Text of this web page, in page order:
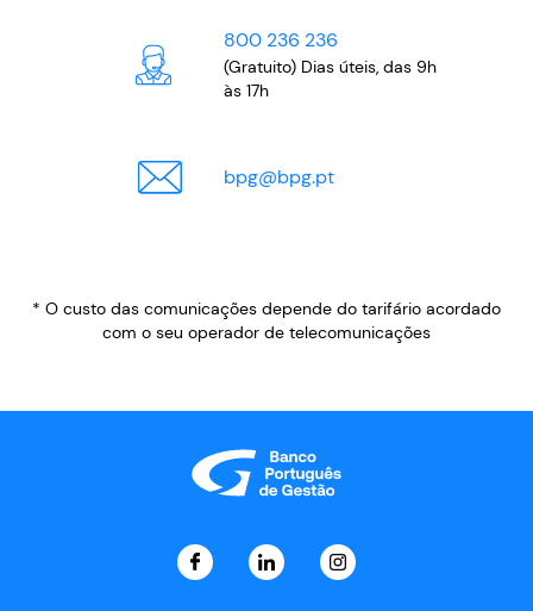
800 236 236
(Gratuito) Dias úteis, das 9h
às 17h
bpg@bpg.pt
* O custo das comunicações depende do tarifário acordado
com o seu operador de telecomunicações